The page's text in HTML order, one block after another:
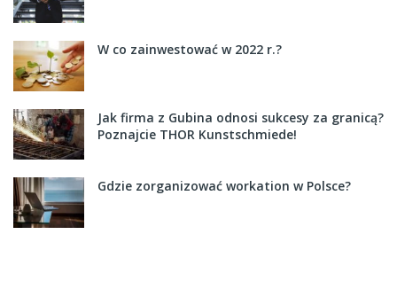
W co zainwestować w 2022 r.?
Jak firma z Gubina odnosi sukcesy za granicą?
Poznajcie THOR Kunstschmiede!
Gdzie zorganizować workation w Polsce?